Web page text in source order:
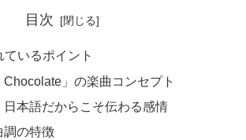
目次
ているポイント
」の楽曲コンセプト
本語だからこそ伝わる感情
調の特徴